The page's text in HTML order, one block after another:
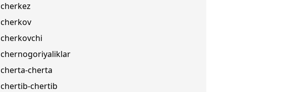
cherkez
cherkov
cherkovchi
chernogoriyaliklar
cherta-cherta
chertib-chertib